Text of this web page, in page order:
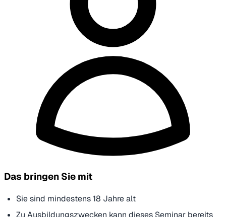
Das bringen Sie mit
Sie sind mindestens 18 Jahre alt
Zu Ausbildungszwecken kann dieses Seminar bereits